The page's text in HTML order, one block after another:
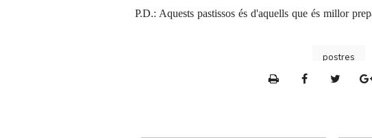
P.D.: Aquests pastissos és d'aquells que és millor
postres